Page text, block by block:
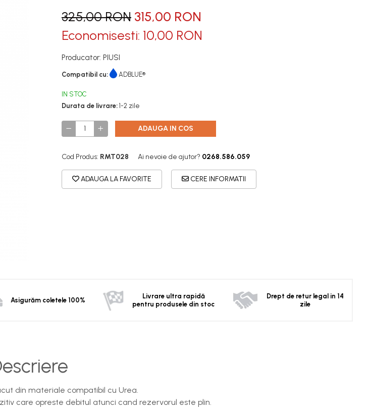
325,00 RON 315,00 RON
Economisesti: 10,00 RON
Producator: PIUSI
Compatibil cu: ADBLUE®
IN STOC
Durata de livrare: 1-2 zile
ADAUGA IN COS
Cod Produs: RMT028 Ai nevoie de ajutor? 0268.586.059
ADAUGA LA FAVORITE CERE INFORMATII
Asigurăm coletele 100%
Livrare ultra rapidă
pentru produsele din stoc
Drept de retur legal in 14
zile
din materiale compatibil cu Urea.
care opreste debitul atunci cand rezervorul este plin.